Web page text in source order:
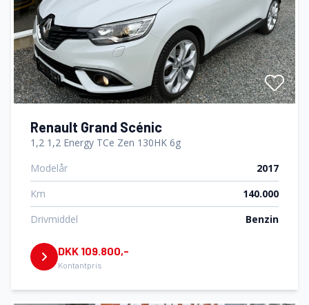
Renault Grand Scénic
1,2 1,2 Energy TCe Zen 130HK 6g
Modelår
2017
Km
140.000
Drivmiddel
Benzin
DKK 109.800,-
Kontantpris